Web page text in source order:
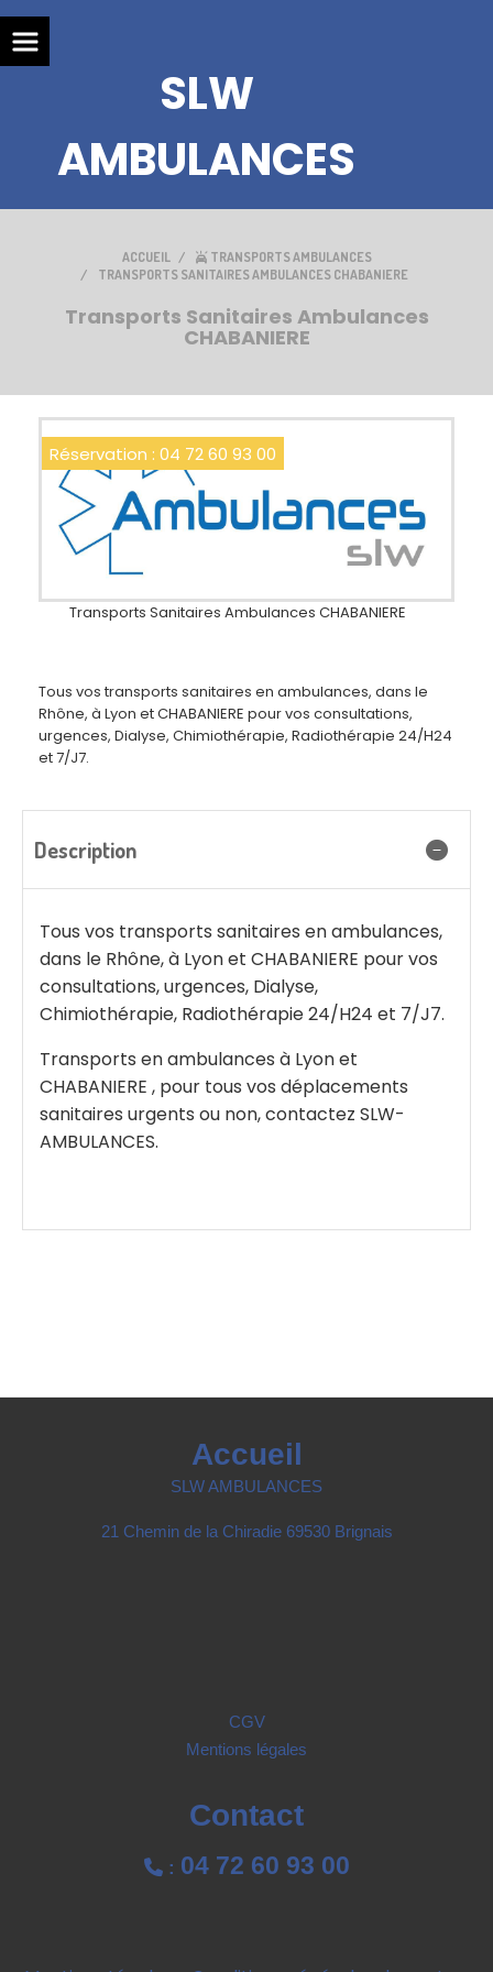
SLW
AMBULANCES
ACCUEIL
TRANSPORTS AMBULANCES
TRANSPORTS SANITAIRES AMBULANCES CHABANIERE
Transports Sanitaires Ambulances
CHABANIERE
Réservation : 04 72 60 93 00
Transports Sanitaires Ambulances CHABANIERE
Tous vos transports sanitaires en ambulances, dans le
Rhône, à Lyon et CHABANIERE pour vos consultations,
urgences, Dialyse, Chimiothérapie, Radiothérapie 24/H24
et 7/J7.
Description
Tous vos transports sanitaires en ambulances,
dans le Rhône, à Lyon et CHABANIERE pour vos
consultations, urgences, Dialyse,
Chimiothérapie, Radiothérapie 24/H24 et 7/J7.
Transports en ambulances à Lyon et
CHABANIERE , pour tous vos déplacements
sanitaires urgents ou non, contactez SLW-
AMBULANCES.
Accueil
SLW AMBULANCES
21 Chemin de la Chiradie 69530 Brignais
CGV
Mentions légales
Contact
: 04 72 60 93 00